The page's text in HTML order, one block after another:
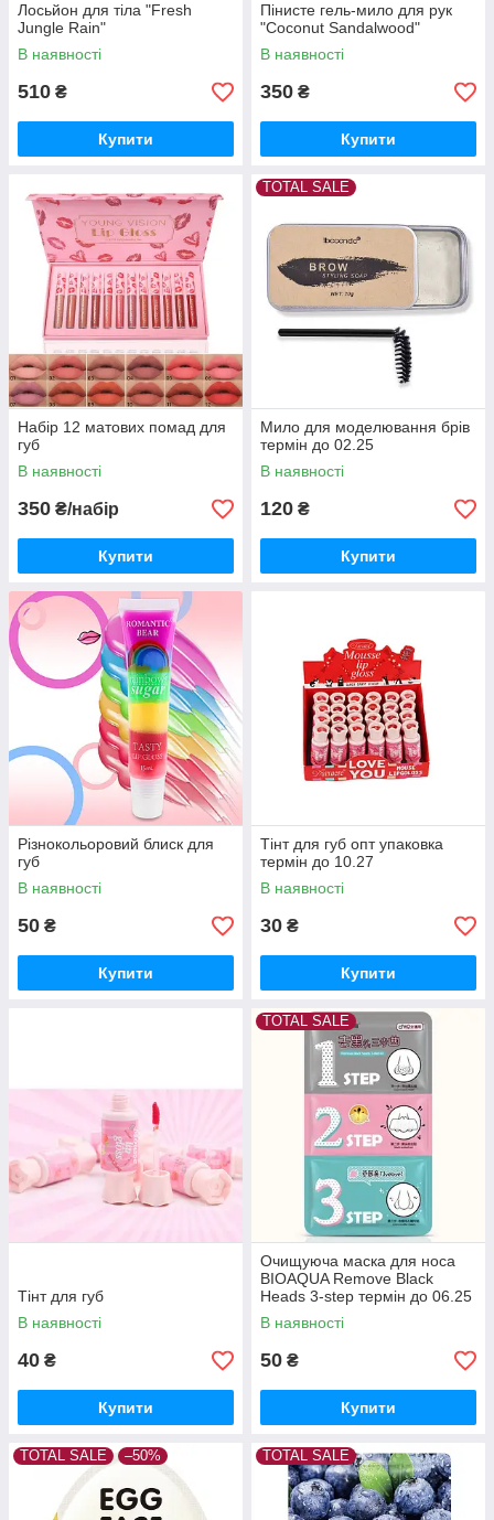
Лосьйон для тіла "Fresh
Jungle Rain"
В наявності
510 ₴
Купити
Пінисте гель-мило для рук
"Coconut Sandalwood"
В наявності
350 ₴
Купити
Набір 12 матових помад для
губ
В наявності
350 ₴/набір
Купити
TOTAL SALE
Мило для моделювання брів
термін до 02.25
В наявності
120 ₴
Купити
Різнокольоровий блиск для
губ
В наявності
50 ₴
Купити
Тінт для губ опт упаковка
термін до 10.27
В наявності
30 ₴
Купити
Тінт для губ
В наявності
40 ₴
Купити
TOTAL SALE
Очищуюча маска для носа
BIOAQUA Remove Black
Heads 3-step термін до 06.25
В наявності
50 ₴
Купити
TOTAL SALE –50% TOTAL SALE